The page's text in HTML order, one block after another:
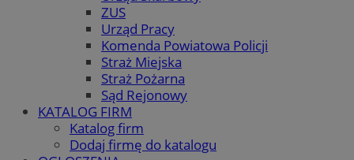
ZUS
Urząd Pracy
Komenda Powiatowa Policji
Straż Miejska
Straż Pożarna
Sąd Rejonowy
KATALOG FIRM
Katalog firm
Dodaj firmę do katalogu